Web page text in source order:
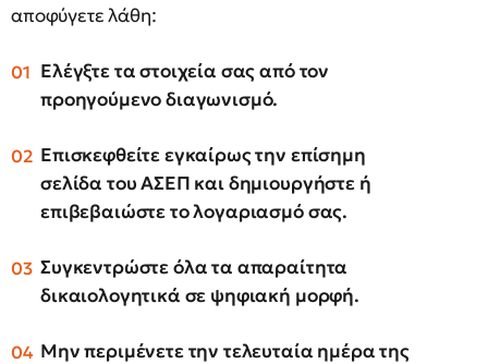
αποφύγετε λάθη:
Ελέγξτε τα στοιχεία σας από τον
προηγούμενο διαγωνισμό.
Επισκεφθείτε εγκαίρως την επίσημη
σελίδα του ΑΣΕΠ και δημιουργήστε ή
επιβεβαιώστε το λογαριασμό σας.
Συγκεντρώστε όλα τα απαραίτητα
δικαιολογητικά σε ψηφιακή μορφή.
Μην περιμένετε την τελευταία ημέρα της